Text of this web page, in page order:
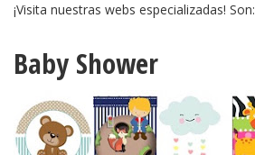
¡Visita nuestras webs especializadas! Son:
Baby Shower